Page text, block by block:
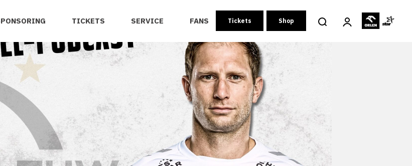
TICKETS SERVICE FANS Tickets Shop